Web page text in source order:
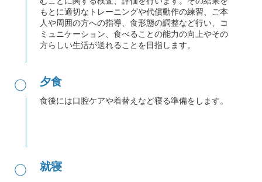
もとに適切なトレーニングや代償動作の練習、ご本
人や周囲の方への指導、食形態の調整など行い、コ
ミュニケーション、食べることの能力の向上やその
方らしい生活が送れることを目指します。
● 夕食
食後には口腔ケアや着替えなど寝る準備をします。
● 就寝